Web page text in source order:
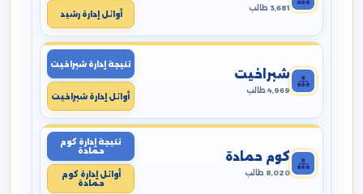
3,681 طالب
أوائل إدارة رشيد
شبراخيت
4,969 طالب
نتيجة إدارة شبراخيت
أوائل إدارة شبراخيت
كوم حمادة
8,020 طالب
نتيجة إدارة كوم
حمادة
أوائل إدارة كوم
حمادة